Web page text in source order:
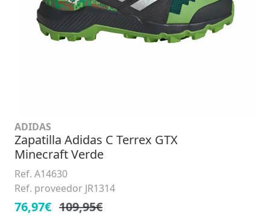
ADIDAS
Zapatilla Adidas C Terrex GTX
Minecraft Verde
Ref. A14630
Ref. proveedor JR1314
76,97€ 109,95€